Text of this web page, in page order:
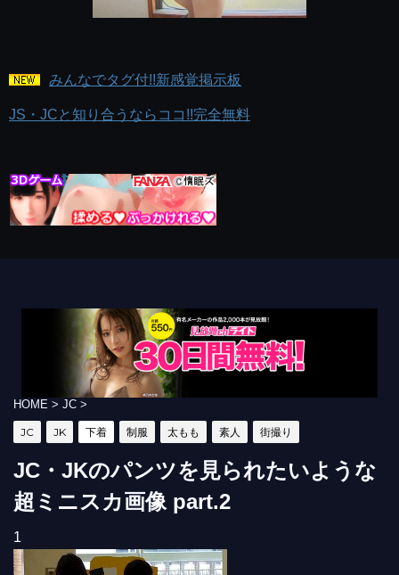
みんなでタグ付!!新感覚掲示板
JS・JCと知り合うならココ!!完全無料
HOME > JC >
JC JK 下着 制服 太もも 素人 街撮り
JC・JKのパンツを見られたいような
超ミニスカ画像 part.2
1